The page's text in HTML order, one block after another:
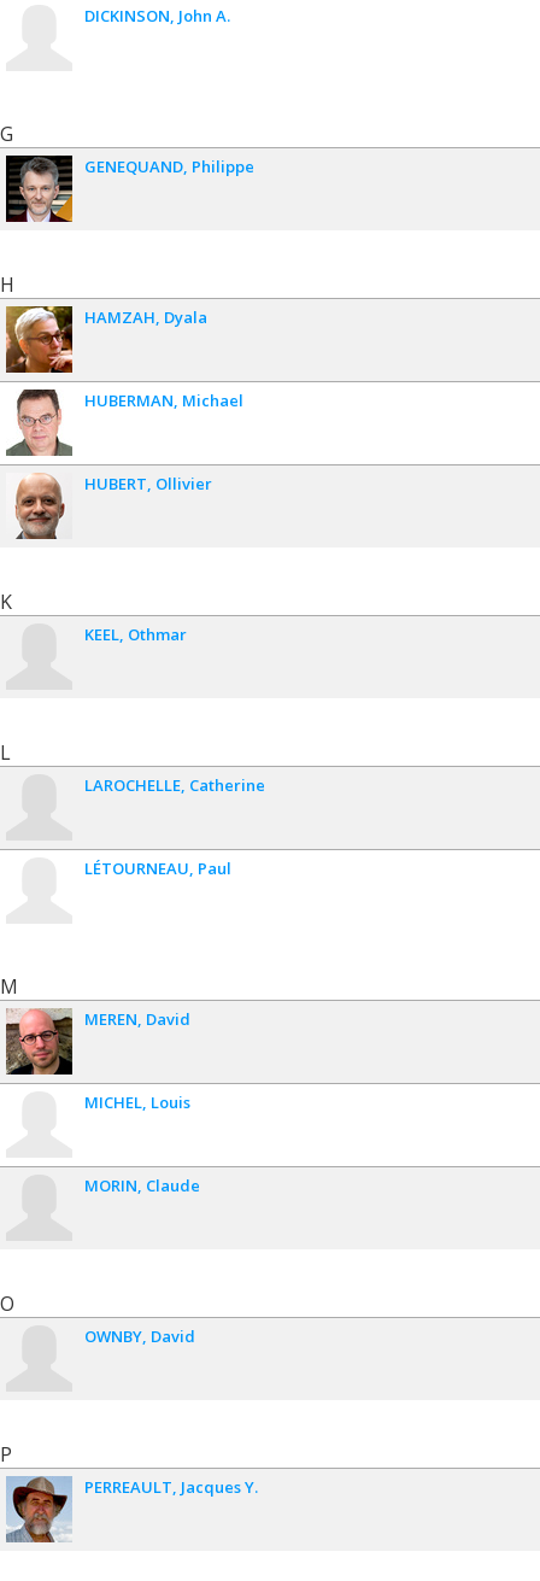
DICKINSON John A.
G
GENEQUAND Philippe
H
HAMZAH Dyala
HUBERMAN Michael
HUBERT Ollivier
K
KEEL Othmar
L
LAROCHELLE Catherine
LÉTOURNEAU Paul
M
MEREN David
MICHEL Louis
MORIN Claude
O
OWNBY David
P
PERREAULT Jacques Y.